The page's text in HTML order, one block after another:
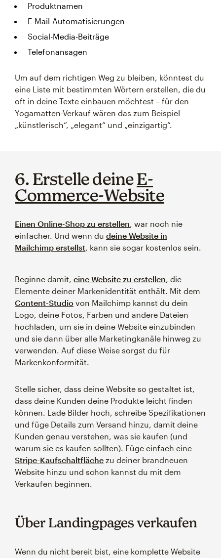
Produktnamen
E-Mail-Automatisierungen
Social-Media-Beiträge
Telefonansagen
Um auf dem richtigen Weg zu bleiben, könntest du
eine Liste mit bestimmten Wörtern erstellen, die du
oft in deine Texte einbauen möchtest – für den
Yogamatten-Verkauf wären das zum Beispiel
„künstlerisch“, „elegant“ und „einzigartig“.
6. Erstelle deineE-
Commerce-Website
Einen Online-Shop zu erstellen, war noch nie
einfacher. Und wenn du deine Website in
Mailchimp erstellst, kann sie sogar kostenlos sein.
Beginne damit, eine Website zu erstellen, die
Elemente deiner Markenidentität enthält. Mit dem
Content-Studio von Mailchimp kannst du dein
Logo, deine Fotos, Farben und andere Dateien
hochladen, um sie in deine Website einzubinden
und sie dann über alle Marketingkanäle hinweg zu
verwenden. Auf diese Weise sorgst du für
Markenkonformität.
Stelle sicher, dass deine Website so gestaltet ist,
dass deine Kunden deine Produkte leicht finden
können. Lade Bilder hoch, schreibe Spezifikationen
und füge Details zum Versand hinzu, damit deine
Kunden genau verstehen, was sie kaufen (und
warum sie es kaufen sollten). Füge einfach eine
Stripe-Kaufschaltfläche zu deiner brandneuen
Website hinzu und schon kannst du mit dem
Verkaufen beginnen.
Über Landingpages verkaufen
Wenn du nicht bereit bist, eine komplette Website